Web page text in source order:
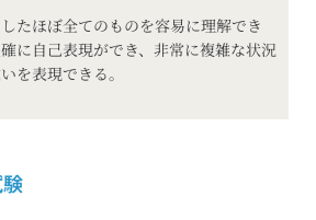
たほぼ全てのものを容易に理解でき
に自己表現ができ、非常に複雑な状況
を表現できる。